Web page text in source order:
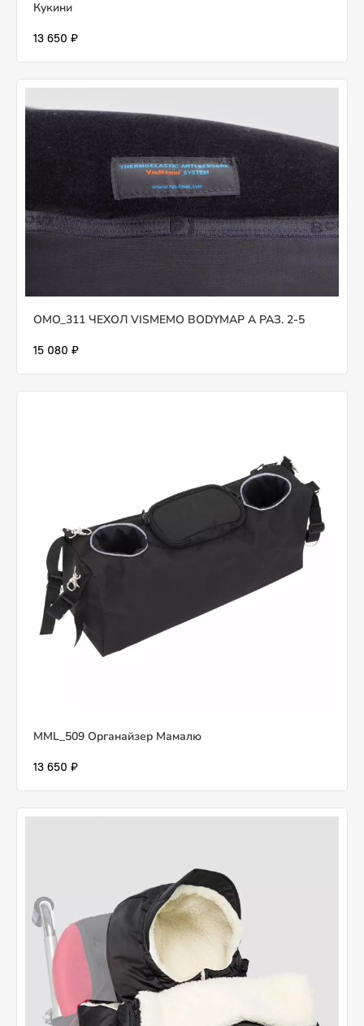
Кукини
13 650 ₽
OMO_311 ЧЕХОЛ VISMEMO BODYMAP A РАЗ. 2-5
15 080 ₽
MML_509 Органайзер Мамалю
13 650 ₽